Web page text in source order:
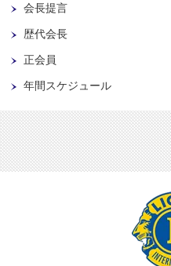
会長提言
歴代会長
正会員
年間スケジュール